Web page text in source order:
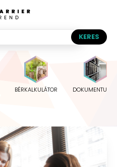
BÉRKALKULÁTOR